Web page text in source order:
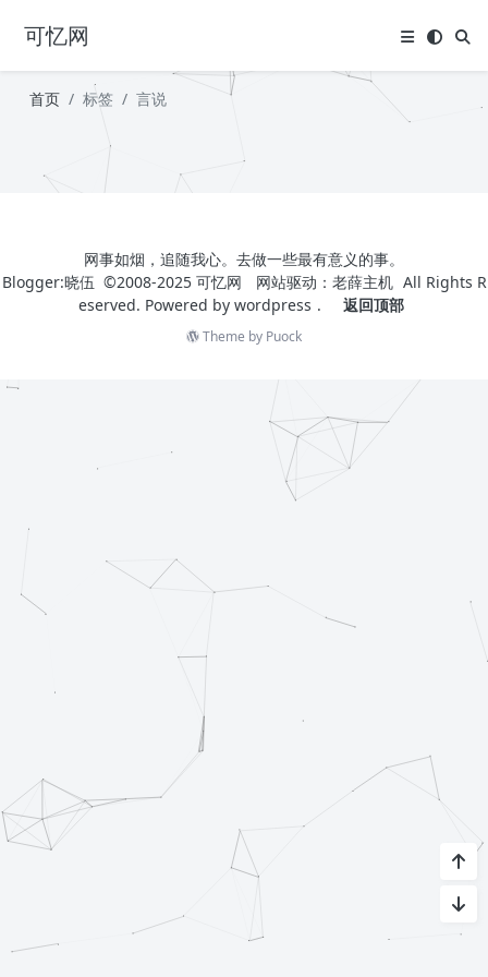
可忆网
首页 标签 言说
网事如烟，追随我心。去做一些最有意义的事。
Blogger:晓伍 ©2008-2025 可忆网 网站驱动： 老薛主机 All Rights R
eserved. Powered by wordpress . 返回顶部
Theme by Puock